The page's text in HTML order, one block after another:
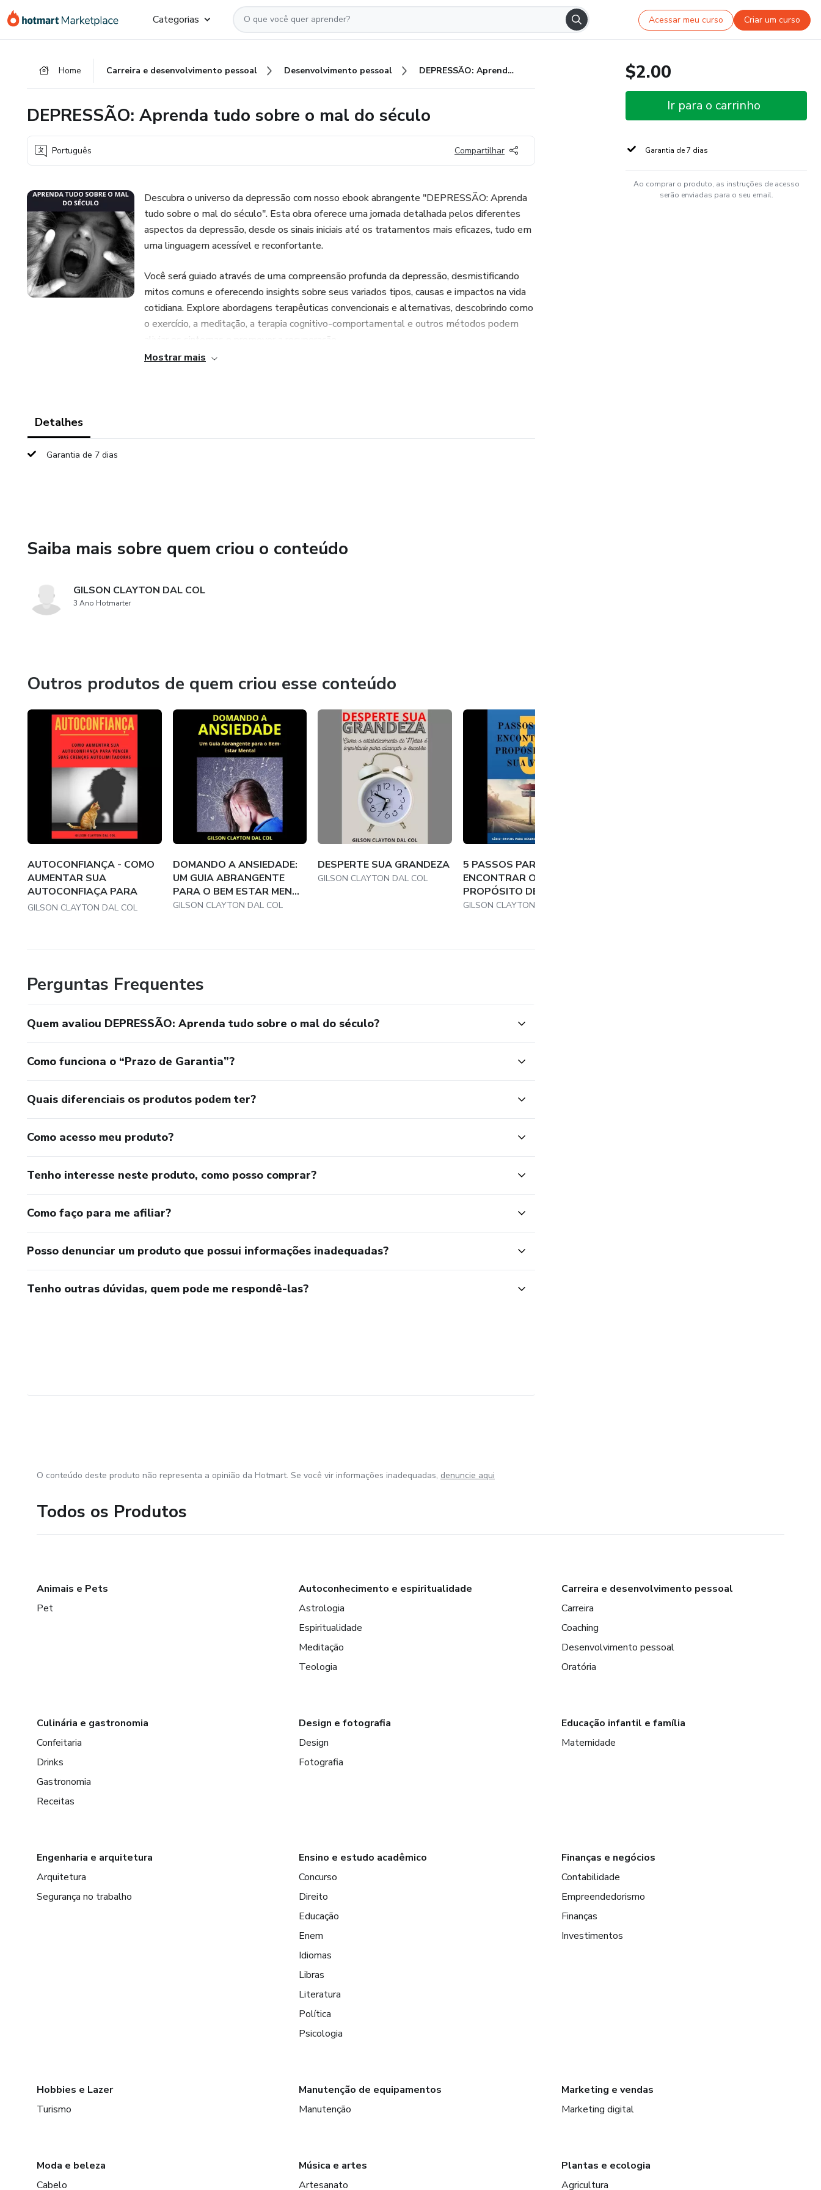
para
para
para
Categorias Acessar meu curso Criar um curso
Home Carreira e desenvolvimento pessoal Desenvolvimento pessoal DEPRESSÃO: Aprenda tudo sobre o mal do século
DEPRESSÃO: Aprenda tudo sobre o mal do século
Português Compartilhar
Descubra o universo da depressão com nosso ebook abrangente "DEPRESSÃO: Aprenda
tudo sobre o mal do século". Esta obra oferece uma jornada detalhada pelos diferentes
aspectos da depressão, desde os sinais iniciais até os tratamentos mais eficazes, tudo em
uma linguagem acessível e reconfortante.
Você será guiado através de uma compreensão profunda da depressão, desmistificando
mitos comuns e oferecendo insights sobre seus variados tipos, causas e impactos na vida
cotidiana. Explore abordagens terapêuticas convencionais e alternativas, descobrindo como
o exercício, a meditação, a terapia cognitivo-comportamental e outros métodos podem
aliviar os sintomas e promover a recuperação.
Mostrar mais
Detalhes
Garantia de 7 dias
Saiba mais sobre quem criou o conteúdo
GILSON CLAYTON DAL COL
3 Ano Hotmarter
Outros produtos de quem criou esse conteúdo
AUTOCONFIANÇA - COMO
AUMENTAR SUA
AUTOCONFIAÇA PARA
VENCER S...
GILSON CLAYTON DAL COL
DOMANDO A ANSIEDADE:
UM GUIA ABRANGENTE
PARA O BEM ESTAR MEN...
GILSON CLAYTON DAL COL
DESPERTE SUA GRANDEZA
GILSON CLAYTON DAL COL
5 PASSOS PARA
ENCONTRAR O
PROPÓSITO DE VIDA
GILSON CLAYTON DAL COL
Perguntas Frequentes
Quem avaliou DEPRESSÃO: Aprenda tudo sobre o mal do século?
Como funciona o “Prazo de Garantia”?
Quais diferenciais os produtos podem ter?
Como acesso meu produto?
Tenho interesse neste produto, como posso comprar?
Como faço para me afiliar?
Posso denunciar um produto que possui informações inadequadas?
Tenho outras dúvidas, quem pode me respondê-las?
$2.00
Ir para o carrinho
Garantia de 7 dias
Ao comprar o produto, as instruções de acesso
serão enviadas para o seu email.
O conteúdo deste produto não representa a opinião da Hotmart. Se você vir informações inadequadas, denuncie aqui
Todos os Produtos
Animais e Pets
Pet
Autoconhecimento e espiritualidade
Astrologia
Espiritualidade
Meditação
Teologia
Carreira e desenvolvimento pessoal
Carreira
Coaching
Desenvolvimento pessoal
Oratória
Culinária e gastronomia
Confeitaria
Drinks
Gastronomia
Receitas
Design e fotografia
Design
Fotografia
Educação infantil e família
Maternidade
Engenharia e arquitetura
Arquitetura
Segurança no trabalho
Ensino e estudo acadêmico
Concurso
Direito
Educação
Enem
Idiomas
Libras
Literatura
Política
Psicologia
Finanças e negócios
Contabilidade
Empreendedorismo
Finanças
Investimentos
Hobbies e Lazer
Turismo
Manutenção de equipamentos
Manutenção
Marketing e vendas
Marketing digital
Moda e beleza
Cabelo
Música e artes
Artesanato
Plantas e ecologia
Agricultura